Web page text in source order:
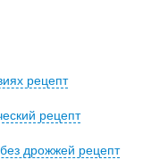
рецепт
рецепт
дрожжей рецепт